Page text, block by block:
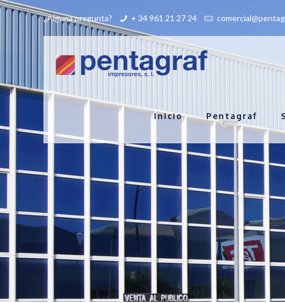
¿Alguna pregunta? + 34 961 21 27 24
Inicio Pentagraf